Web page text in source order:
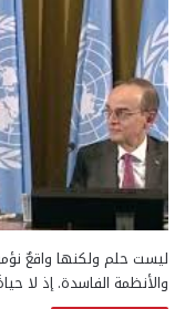
ليست حلم ولكنها واقعٌ
والأنظمة الفاسدة. إذ لا